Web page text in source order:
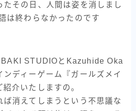
たその日、人間は姿を消しまし
は終わらなかったのです
STUDIOとKazuhide Oka
ンディーゲーム『ガールズメイ
介いたしますの。
ば消えてしまうという不思議な